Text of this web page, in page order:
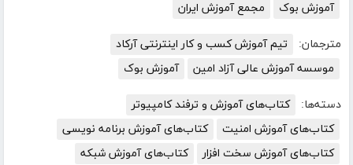
آموزش بوک
مجمع آموزش ایران
مترجمان:
تیم آموزش کسب و کار اینترنتی آرکاد
موسسه آموزش عالی آزاد امین
آموزش بوک
دسته‌ها:
کتاب‌های آموزش و ترفند کامپیوتر
کتاب‌های آموزش امنیت
کتاب‌های آموزش برنامه نویسی
کتاب‌های آموزش سخت افزار
کتاب‌های آموزش شبکه